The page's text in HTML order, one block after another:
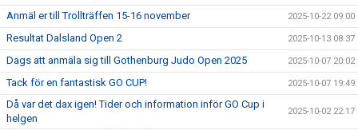
Anmäl er till Trollträffen 15-16 november 2025-10-22 09:00
Resultat Dalsland Open 2 2025-10-13 08:37
Dags att anmäla sig till Gothenburg Judo Open 2025 2025-10-07 20:02
Tack för en fantastisk GO CUP! 2025-10-07 19:49
Då var det dax igen! Tider och information inför GO Cup i
helgen
2025-10-02 22:17